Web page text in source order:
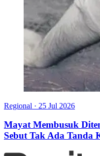
Regional · 25 Jul 2026
Mayat Membusuk
Sebut Tak Ada Tanda